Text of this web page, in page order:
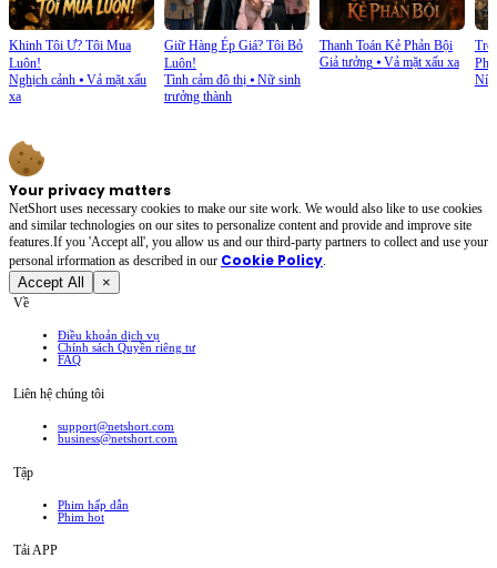
Khinh Tôi Ư? Tôi Mua
Luôn!
Nghịch cảnh ⦁ Vả mặt xấu
xa
Giữ Hàng Ép Giá? Tôi Bỏ
Luôn!
Tình cảm đô thị⦁ Nữ sinh
trưởng thành
Thanh Toán Kẻ Phản Bội
Giả tưởng⦁ Vả mặt xấu xa
Trở
Phủ
Níu
Your privacy matters
NetShort uses necessary cookies to make our site work. We would also like to use cookies
and similar technologies on our sites to personalize content and provide and improve site
features.If you 'Accept all', you allow us and our third-party partners to collect and use your
personal irformation as described in our Cookie Policy.
Accept All ×
Về
Điều khoản dịch vụ
Chính sách Quyền riêng tư
FAQ
Liên hệ chúng tôi
support@netshort.com
business@netshort.com
Tập
Phim hấp dẫn
Phim hot
Tải APP